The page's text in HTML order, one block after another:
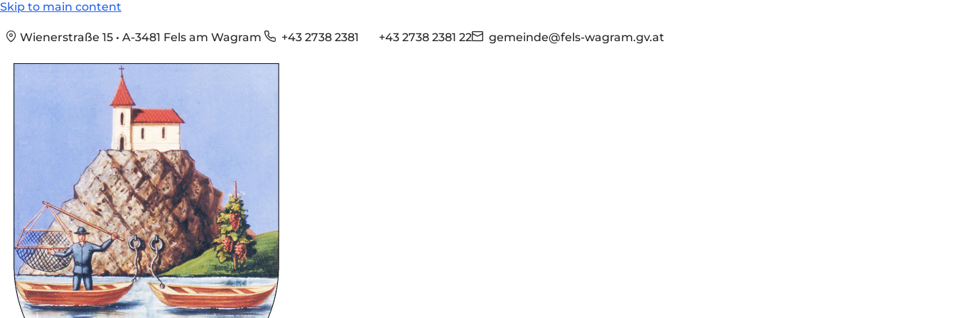
Skip to main content
Wienerstraße 15 • A-3481 Fels am Wagram +43 2738 2381 +43 2738 2381 22 gemeinde@fels-wagram.gv.at